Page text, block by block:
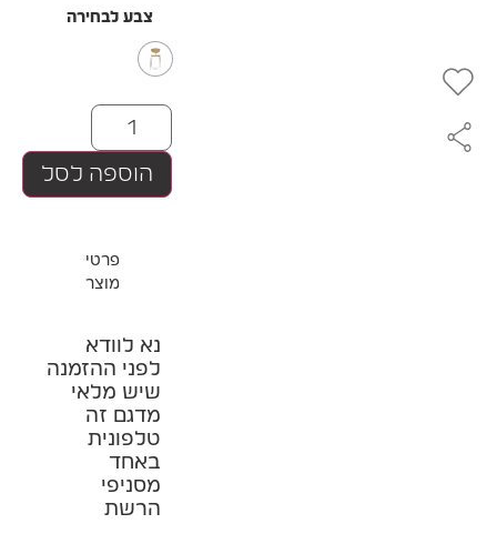
צבע לבחירה
הוספה לסל
פרטי
מוצר
נא לוודא
לפני ההזמנה
שיש מלאי
מדגם זה
טלפונית
באחד
מסניפי
הרשת